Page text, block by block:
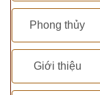
Phong thủy
Giới thiệu